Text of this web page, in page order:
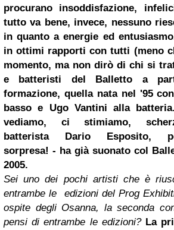
procurano insoddisfazione,
tutto va bene, invece, nessuno
in quanto a energie ed
in ottimi rapporti con tutti (meno
momento, ma non dirò di chi si
e batteristi del Balletto a
formazione, quella nata nel '95
basso e Ugo Vantini alla
vediamo, ci stimiamo,
batterista Dario Esposito,
sorpresa! - ha già suonato col
2005.
Sei uno dei pochi artisti che è
entrambe le edizioni del Prog
ospite degli Osanna, la seconda
pensi di entrambe le edizioni? La